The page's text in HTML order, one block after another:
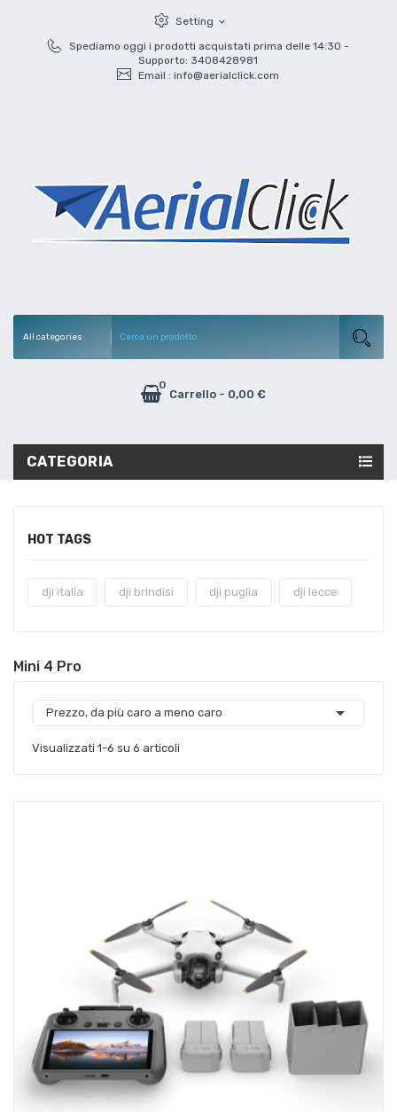
Setting expand_more
Spediamo oggi i prodotti acquistati prima delle 14:30 -
Supporto: 3408428981
Email : info@aerialclick.com
Carrello
0
- 0,00 €
CATEGORIA
HOT TAGS
dji italia dji brindisi dji puglia dji lecce
Mini 4 Pro
Prezzo, da più caro a meno caro 
Visualizzati 1-6 su 6 articoli